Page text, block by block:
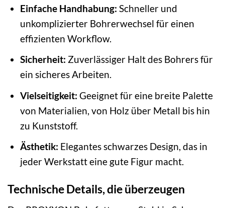
Einfache Handhabung: Schneller und
unkomplizierter Bohrerwechsel für einen
effizienten Workflow.
Sicherheit: Zuverlässiger Halt des Bohrers für
ein sicheres Arbeiten.
Vielseitigkeit: Geeignet für eine breite Palette
von Materialien, von Holz über Metall bis hin
zu Kunststoff.
Ästhetik: Elegantes schwarzes Design, das in
jeder Werkstatt eine gute Figur macht.
Technische Details, die überzeugen